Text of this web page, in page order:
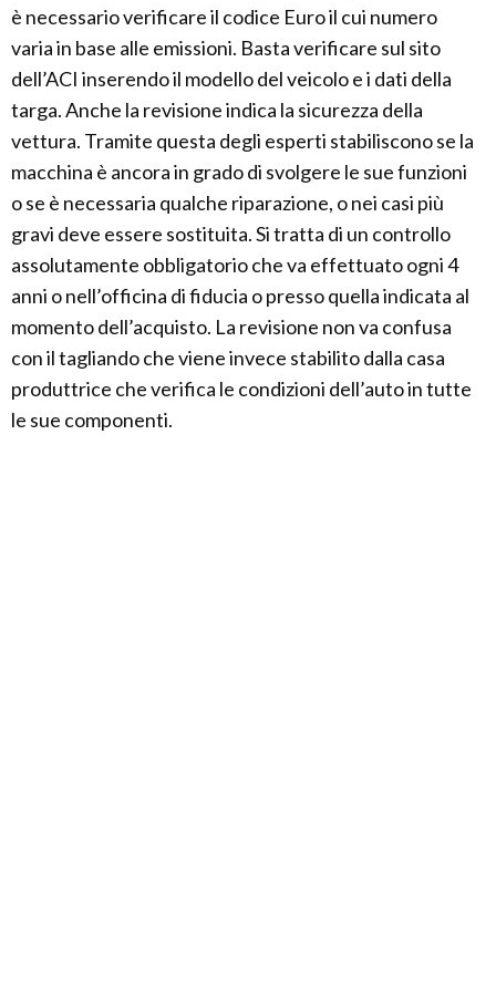
è necessario verificare il codice Euro il cui numero
varia in base alle emissioni. Basta verificare sul sito
dell’ACI inserendo il modello del veicolo e i dati della
targa. Anche la revisione indica la sicurezza della
vettura. Tramite questa degli esperti stabiliscono se la
macchina è ancora in grado di svolgere le sue funzioni
o se è necessaria qualche riparazione, o nei casi più
gravi deve essere sostituita. Si tratta di un controllo
assolutamente obbligatorio che va effettuato ogni 4
anni o nell’officina di fiducia o presso quella indicata al
momento dell’acquisto. La revisione non va confusa
con il tagliando che viene invece stabilito dalla casa
produttrice che verifica le condizioni dell’auto in tutte
le sue componenti.